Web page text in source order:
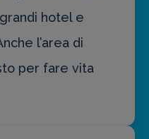
hotel e
l’area di
per fare vita